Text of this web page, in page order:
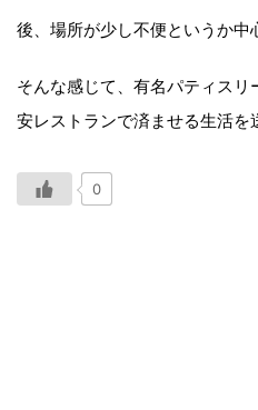
後、場所が少し不便というか
そんな感じて、有名パティス
安レストランで済ませる生活を
0